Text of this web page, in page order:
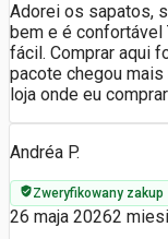
Adorei os sapatos,
bem e é
fácil. Comprar aqui
pacote chegou mais
loja onde eu
Andréa P.
Zweryfikowany zakup
26 maja 20262